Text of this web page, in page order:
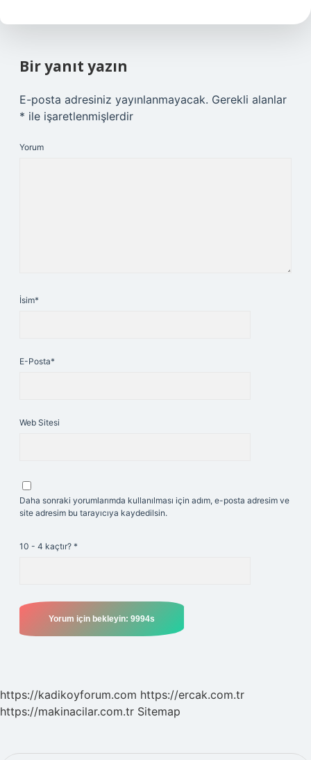
Bir yanıt yazın
E-posta adresiniz yayınlanmayacak. Gerekli alanlar
* ile işaretlenmişlerdir
Yorum
İsim*
E-Posta*
Web Sitesi
Daha sonraki yorumlarımda kullanılması için adım, e-posta adresim ve
site adresim bu tarayıcıya kaydedilsin.
10 - 4 kaçtır? *
https://kadikoyforum.com https://ercak.com.tr
https://makinacilar.com.tr Sitemap